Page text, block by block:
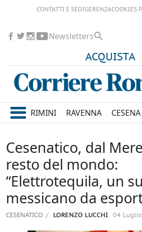
CONTATTI E SEDIGERENZACOOKIES
ACQUISTA
Newsletters
RIMINI RAVENNA CESENA
Cesenatico, dal
resto del mondo:
“Elettrotequila, un
messicano da
CESENATICO LORENZO LUCCHI 04